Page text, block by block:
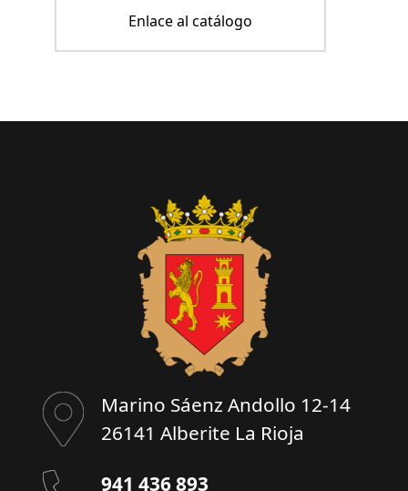
Enlace al catálogo
Marino Sáenz Andollo 12-14
26141 Alberite La Rioja
941 436 893